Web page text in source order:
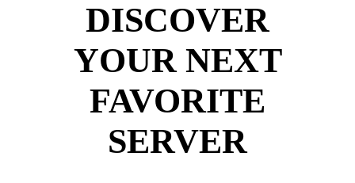
DISCOVER
YOUR NEXT
FAVORITE
SERVER